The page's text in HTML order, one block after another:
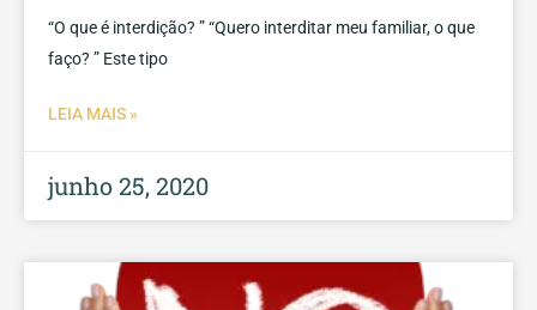
“O que é interdição? ” “Quero interditar meu familiar, o que
faço? ” Este tipo
LEIA MAIS »
junho 25, 2020